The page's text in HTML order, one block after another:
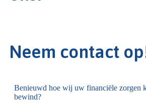
Neem contact
Benieuwd hoe wij uw financiële zorgen
bewind?